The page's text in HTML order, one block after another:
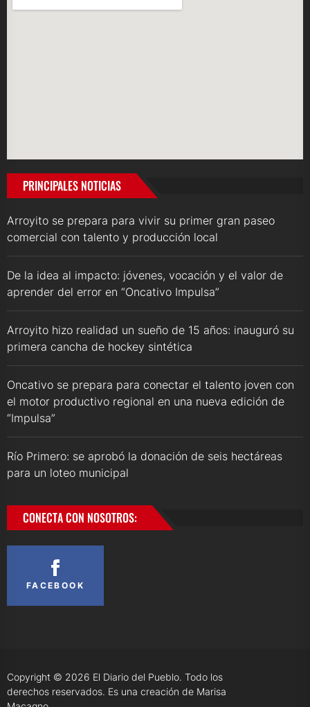
PRINCIPALES NOTICIAS
Arroyito se prepara para vivir su primer gran paseo
comercial con talento y producción local
De la idea al impacto: jóvenes, vocación y el valor de
aprender del error en “Oncativo Impulsa”
Arroyito hizo realidad un sueño de 15 años: inauguró su
primera cancha de hockey sintética
Oncativo se prepara para conectar el talento joven con
el motor productivo regional en una nueva edición de
“Impulsa”
Río Primero: se aprobó la donación de seis hectáreas
para un loteo municipal
CONECTA CON NOSOTROS:
FACEBOOK
Copyright © 2026 El Diario del Pueblo. Todo los
derechos reservados. Es una creación de Marisa